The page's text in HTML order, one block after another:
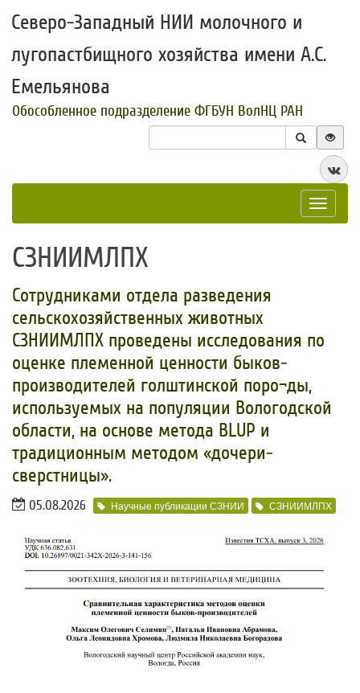
Северо-Западный НИИ молочного и
лугопастбищного хозяйства имени А.С.
Емельянова
Обособленное подразделение ФГБУН ВолНЦ РАН
Toggle
СЗНИИМЛПХ
Сотрудниками отдела разведения
сельскохозяйственных животных
СЗНИИМЛПХ проведены исследования по
оценке племенной ценности быков-
производителей голштинской поро¬ды,
используемых на популяции Вологодской
области, на основе метода BLUP и
традиционным методом «дочери-
сверстницы».
05.08.2026 Научные публикации СЗНИИ СЗНИИМЛПХ